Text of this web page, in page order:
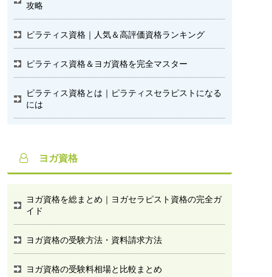
攻略
ピラティス資格｜人気＆高評価資格ランキング
ピラティス資格＆ヨガ資格を完全マスター
ピラティス資格とは｜ピラティスセラピストになる
には
ヨガ資格
ヨガ資格を総まとめ｜ヨガセラピスト資格の完全ガ
イド
ヨガ資格の受験方法・資料請求方法
ヨガ資格の受験料相場と比較まとめ